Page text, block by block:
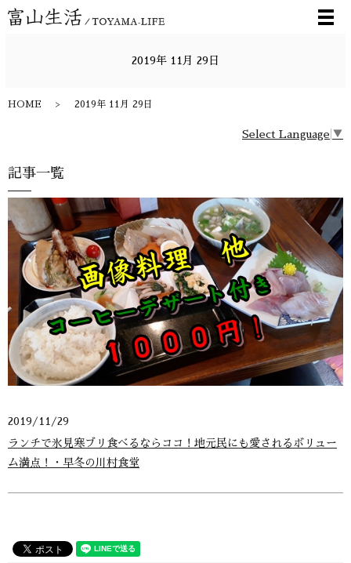
メ
2019年 11月 29日
HOME 2019年 11月 29日
Select Language ▼
記事一覧
2019/11/29
ランチで氷見寒ブリ食べるならココ！地元民にも愛されるボリュー
ム満点！・早冬の川村食堂